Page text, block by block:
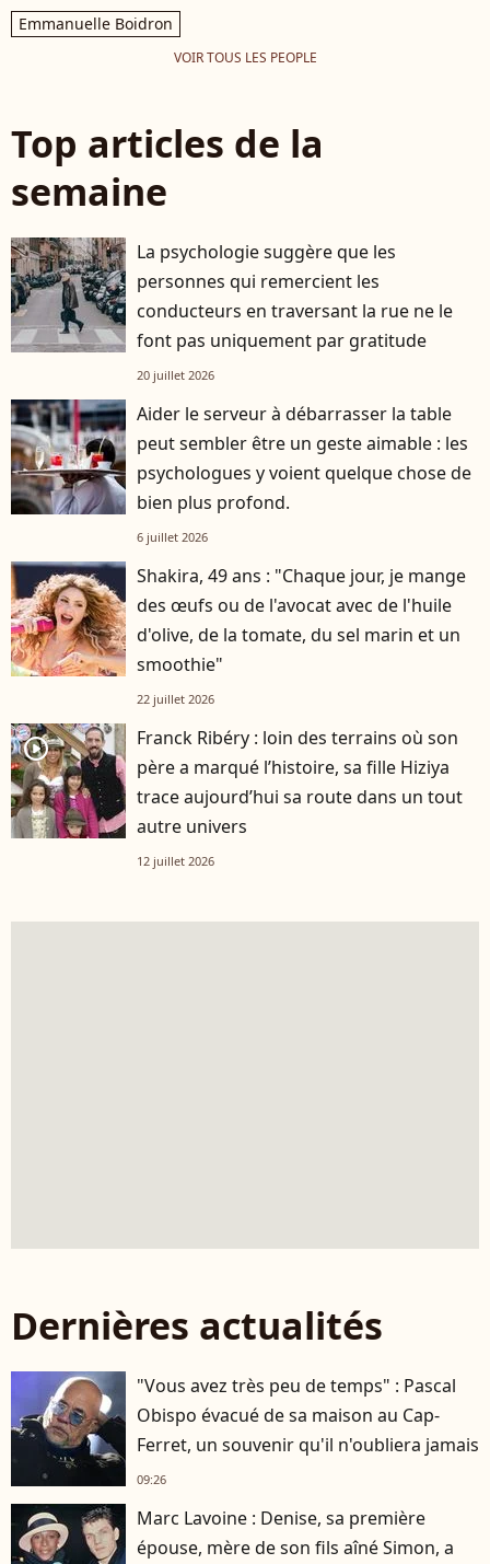
Emmanuelle Boidron
VOIR TOUS LES PEOPLE
Top articles de la
semaine
La psychologie suggère que les
personnes qui remercient les
conducteurs en traversant la rue ne le
font pas uniquement par gratitude
20 juillet 2026
Aider le serveur à débarrasser la table
peut sembler être un geste aimable : les
psychologues y voient quelque chose de
bien plus profond.
6 juillet 2026
Shakira, 49 ans : "Chaque jour, je mange
des œufs ou de l'avocat avec de l'huile
d'olive, de la tomate, du sel marin et un
smoothie"
22 juillet 2026
player2
Franck Ribéry : loin des terrains où son
père a marqué l’histoire, sa fille Hiziya
trace aujourd’hui sa route dans un tout
autre univers
12 juillet 2026
Dernières actualités
"Vous avez très peu de temps" : Pascal
Obispo évacué de sa maison au Cap-
Ferret, un souvenir qu'il n'oubliera jamais
09:26
Marc Lavoine : Denise, sa première
épouse, mère de son fils aîné Simon, a